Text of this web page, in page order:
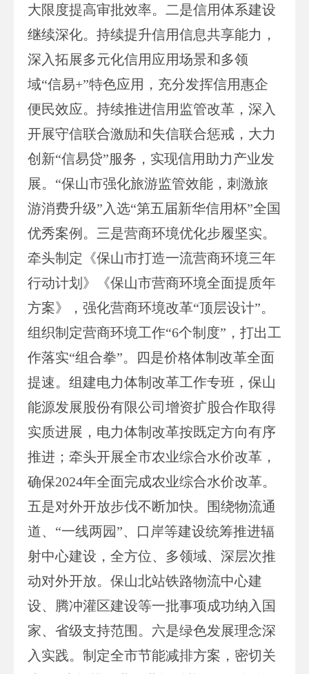
大限度提高审批效率。二是信用体系建设
继续深化。持续提升信用信息共享能力，
深入拓展多元化信用应用场景和多领
域“信易+”特色应用，充分发挥信用惠企
便民效应。持续推进信用监管改革，深入
开展守信联合激励和失信联合惩戒，大力
创新“信易贷”服务，实现信用助力产业发
展。“保山市强化旅游监管效能，刺激旅
游消费升级”入选“第五届新华信用杯”全国
优秀案例。三是营商环境优化步履坚实。
牵头制定《保山市打造一流营商环境三年
行动计划》《保山市营商环境全面提质年
方案》，强化营商环境改革“顶层设计”。
组织制定营商环境工作“6个制度”，打出工
作落实“组合拳”。四是价格体制改革全面
提速。组建电力体制改革工作专班，保山
能源发展股份有限公司增资扩股合作取得
实质进展，电力体制改革按既定方向有序
推进；牵头开展全市农业综合水价改革，
确保2024年全面完成农业综合水价改革。
五是对外开放步伐不断加快。围绕物流通
道、“一线两园”、口岸等建设统筹推进辐
射中心建设，全方位、多领域、深层次推
动对外开放。保山北站铁路物流中心建
设、腾冲灌区建设等一批事项成功纳入国
家、省级支持范围。六是绿色发展理念深
入实践。制定全市节能减排方案，密切关